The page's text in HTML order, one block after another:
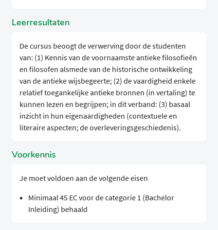
Leerresultaten
De cursus beoogt de verwerving door de studenten
van: (1) Kennis van de voornaamste antieke filosofieën
en filosofen alsmede van de historische ontwikkeling
van de antieke wijsbegeerte; (2) de vaardigheid enkele
relatief toegankelijke antieke bronnen (in vertaling) te
kunnen lezen en begrijpen; in dit verband: (3) basaal
inzicht in hun eigenaardigheden (contextuele en
literaire aspecten; de overleveringsgeschiedenis).
Voorkennis
Je moet voldoen aan de volgende eisen
Minimaal 45 EC voor de categorie 1 (Bachelor
Inleiding) behaald